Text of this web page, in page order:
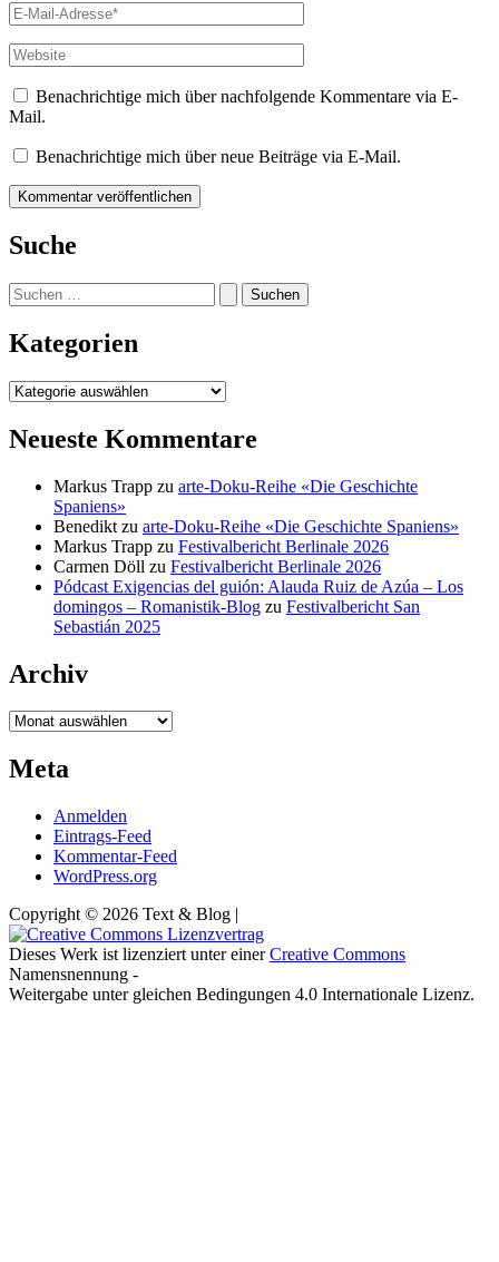
E-
Mail-
Adresse*
Website
Benachrichtige mich über nachfolgende Kommentare via E-
Mail.
Benachrichtige mich über neue Beiträge via E-Mail.
Suche
Suchen
nach:
Kategorien
Kategorien
Neueste Kommentare
Markus Trapp zu arte-Doku-Reihe «Die Geschichte
Spaniens»
Benedikt zu arte-Doku-Reihe «Die Geschichte Spaniens»
Markus Trapp zu Festivalbericht Berlinale 2026
Carmen Döll zu Festivalbericht Berlinale 2026
Pódcast Exigencias del guión: Alauda Ruiz de Azúa – Los
domingos – Romanistik-Blog zu Festivalbericht San
Sebastián 2025
Archiv
Archiv
Meta
Anmelden
Eintrags-Feed
Kommentar-Feed
WordPress.org
Copyright © 2026 Text & Blog |
Dieses Werk ist lizenziert unter einerCreative Commons
Namensnennung -
Weitergabe unter gleichen Bedingungen 4.0 Internationale Lizenz.